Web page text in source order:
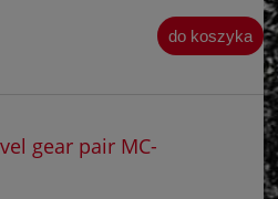
do koszyka
gear pair MC-